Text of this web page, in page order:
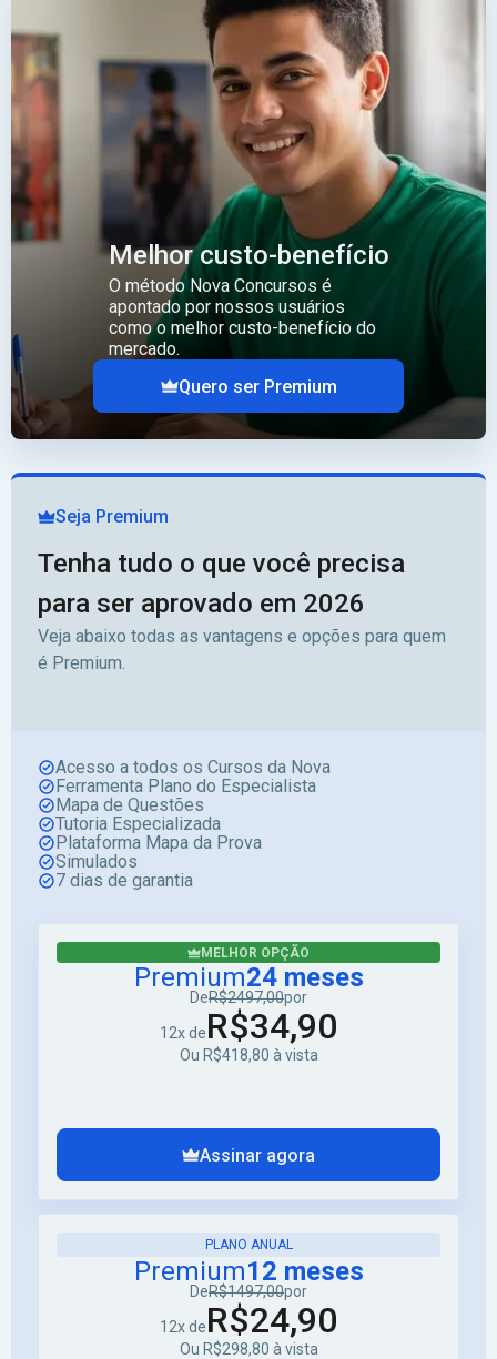
Melhor custo-benefício
O método Nova Concursos é
apontado por nossos usuários
como o melhor custo-benefício do
mercado.
Quero ser Premium
Seja Premium
Tenha tudo o que você precisa
para ser aprovado em 2026
Veja abaixo todas as vantagens e opções para quem
é Premium.
Acesso a todos os Cursos da Nova
Ferramenta Plano do Especialista
Mapa de Questões
Tutoria Especializada
Plataforma Mapa da Prova
Simulados
7 dias de garantia
MELHOR OPÇÃO
Premium24 meses
DeR$2497,00por
12x deR$34,90
Ou R$418,80 à vista
Assinar agora
PLANO ANUAL
Premium12 meses
DeR$1497,00por
12x deR$24,90
Ou R$298,80 à vista